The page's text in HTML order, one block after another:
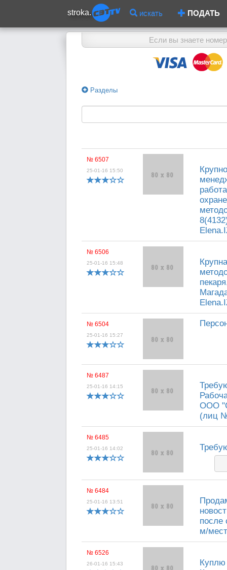
stroka. искать ПОДАТЬ
Если вы знаете
Разделы
№ 6507
25-01-16 15:50
№ 6506
25-01-16 15:48
№ 6504
25-01-16 15:27
№ 6487
25-01-16 14:15
ООО
(лиц №
№ 6485
25-01-16 14:02
№ 6484
25-01-16 13:51
после
м/
№ 6526
26-01-16 15:43
Куплю